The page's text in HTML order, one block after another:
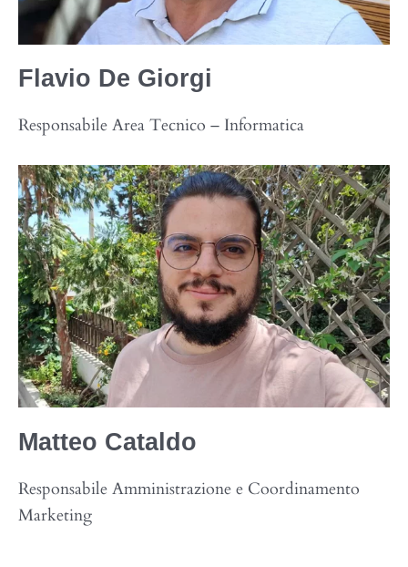
Flavio De Giorgi
Responsabile Area Tecnico – Informatica
Matteo Cataldo
Responsabile Amministrazione e Coordinamento
Marketing